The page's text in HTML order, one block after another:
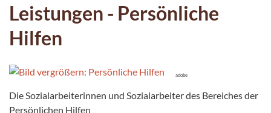
Leistungen - Persönliche
Hilfen
adobe
Die Sozialarbeiterinnen und Sozialarbeiter des Bereiches der
Persönlichen Hilfen